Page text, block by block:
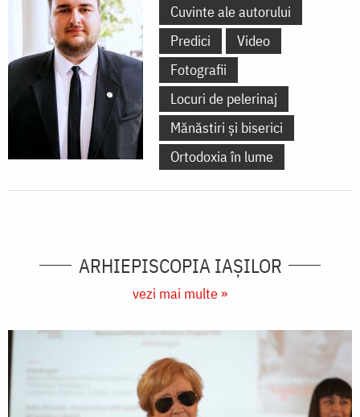
Cuvinte ale autorului
Predici
Video
Fotografii
Locuri de pelerinaj
Mănăstiri și biserici
Ortodoxia în lume
ARHIEPISCOPIA IAŞILOR
vezi mai multe »